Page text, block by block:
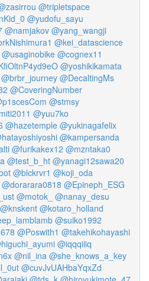
@tripletspace
@yudofu_sayu
@namjakov @yang_wangji
@kei_datascience
@usaginobike @cognex11
@yoshikikamata
@brbr_journey @DecaltingMs
@CoveringNumber
@stmsy
@yuu7ko
@hazetemple @yukinagafelix
@kampersanda
@furikakex12 @mzntaka0
@test_b_ht @yanagi12sawa20
@blckrvr1 @koji_oda
@dorarara0818 @Epineph_ESG
@motok_ @nanay_desu
@knskent @kotaro_holland
@suiko1992
@Poswith1 @takehikohayashi
@iqqqiiiq
@nil_ina @she_knows_a_key
@cuvJvUAHbaYqxZd